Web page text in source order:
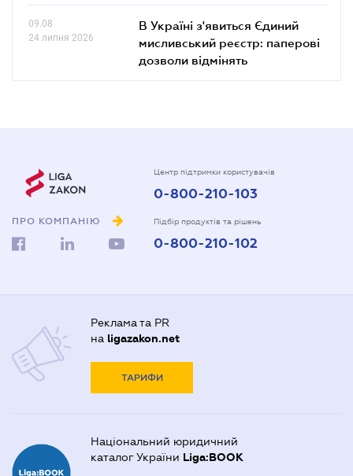
09.08
24 липня 2026
В Україні з'явиться Єдиний
мисливський реєстр: паперові
дозволи відмінять
ПРО КОМПАНІЮ
Центр підтримки користувачів
0-800-210-103
Підбір продуктів та рішень
0-800-210-102
Реклама та PR
на ligazakon.net
ТАРИФИ
Національний юридичний
каталог України Liga:BOOK